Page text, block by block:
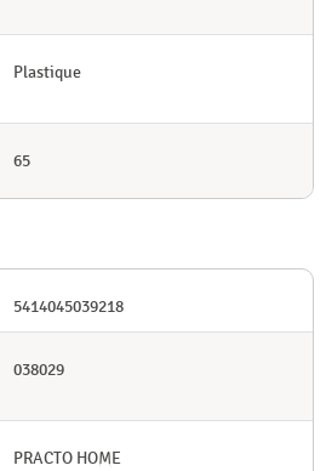
Plastique
65
5414045039218
038029
PRACTO HOME